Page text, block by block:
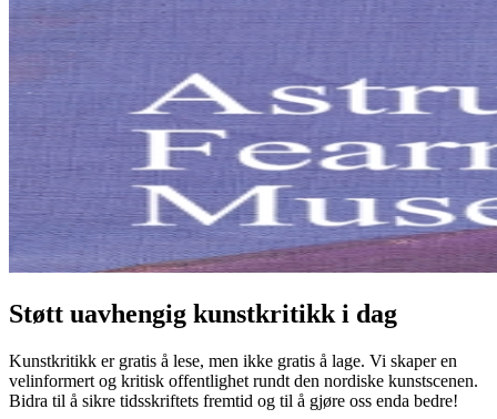
Støtt uavhengig kunstkritikk i dag
Kunstkritikk er gratis å lese, men ikke gratis å lage. Vi skaper en
velinformert og kritisk offentlighet rundt den nordiske kunstscenen.
Bidra til å sikre tidsskriftets fremtid og til å gjøre oss enda bedre!